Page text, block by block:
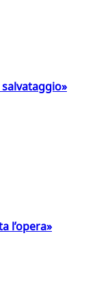
salvataggio»
l’opera»